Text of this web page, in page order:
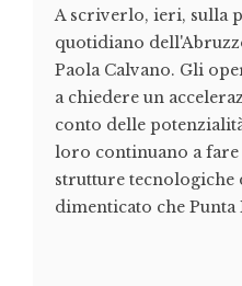
A scriverlo, ieri, sulla
quotidiano
Paola Calvano. Gli
a chiedere un
conto delle
loro continuano a
strutture tecnologiche
dimenticato che Punta